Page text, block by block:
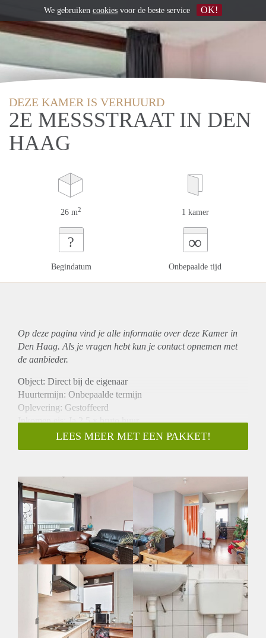
DEZE KAMER IS VERHUURD
2E MESSSTRAAT IN DEN
HAAG
26 m2 1 kamer
?
Begindatum
∞
Onbepaalde tijd
Op deze pagina vind je alle informatie over deze Kamer in
Den Haag. Als je vragen hebt kun je contact opnemen met
de aanbieder.
Object: Direct bij de eigenaar
Huurtermijn: Onbepaalde termijn
Oplevering: Gestoffeerd
Inkomen eis: Ja 2,5 x bruto huur
Garantiestelling mogelijk: Ja
Borg: 1 maand
Gedeelde keuken: Nee
Gedeelde Douche: Nee
Gedeelde woonkamer: Nee
Huisgenoten: Nee
Geslacht huisgenoten: N.v.t.
LEES MEER MET EEN PAKKET!
We gebruiken cookies voor de beste service OK!